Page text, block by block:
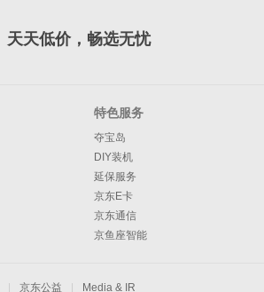
天天低价，畅选无忧
特色服务
夺宝岛
DIY装机
延保服务
京东E卡
京东通信
京鱼座智能
京东公益 Media & IR